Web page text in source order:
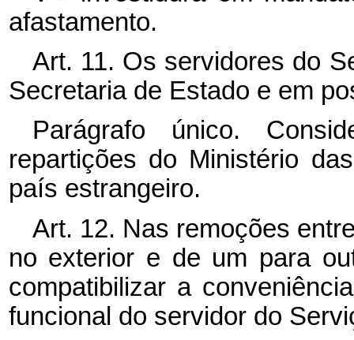
afastamento.
Art. 11. Os servidores do
Secretaria de Estado e em
Parágrafo único.
repartições do Ministério
país estrangeiro.
Art. 12. Nas remoções
no exterior e de um para
compatibilizar a
funcional do servidor do